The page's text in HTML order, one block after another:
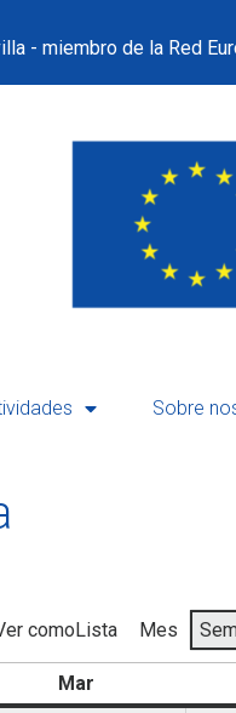
- miembro de la Red
Sobre
como Lista Mes
Mar